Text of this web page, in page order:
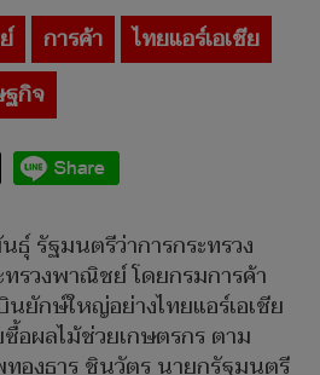
การค้า
ไทยแอร์เอเชีย
ฐกิจ
รัฐมนตรีว่าการกระทรวง
รวงพาณิชย์ โดยกรมการค้า
ยักษ์ใหญ่อย่างไทยแอร์เอเชีย
ผลไม้ช่วยเกษตรกร ตาม
องธาร ชินวัตร นายกรัฐมนตรี